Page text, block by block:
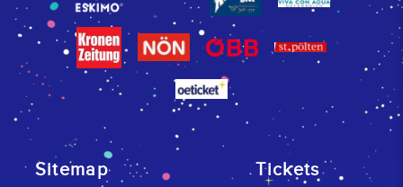
Sitemap Tickets